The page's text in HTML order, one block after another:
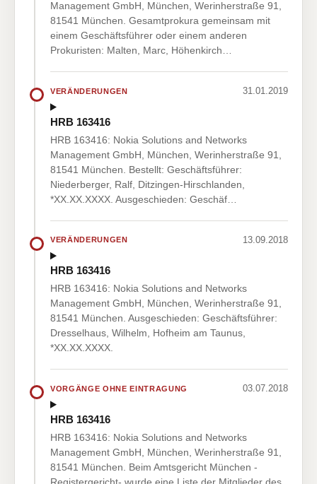
Management GmbH, München, Werinherstraße 91,
81541 München. Gesamtprokura gemeinsam mit
einem Geschäftsführer oder einem anderen
Prokuristen: Malten, Marc, Höhenkirch…
VERÄNDERUNGEN 31.01.2019
HRB 163416
HRB 163416: Nokia Solutions and Networks
Management GmbH, München, Werinherstraße 91,
81541 München. Bestellt: Geschäftsführer:
Niederberger, Ralf, Ditzingen-Hirschlanden,
*XX.XX.XXXX. Ausgeschieden: Geschäf…
VERÄNDERUNGEN 13.09.2018
HRB 163416
HRB 163416: Nokia Solutions and Networks
Management GmbH, München, Werinherstraße 91,
81541 München. Ausgeschieden: Geschäftsführer:
Dresselhaus, Wilhelm, Hofheim am Taunus,
*XX.XX.XXXX.
VORGÄNGE OHNE EINTRAGUNG 03.07.2018
HRB 163416
HRB 163416: Nokia Solutions and Networks
Management GmbH, München, Werinherstraße 91,
81541 München. Beim Amtsgericht München -